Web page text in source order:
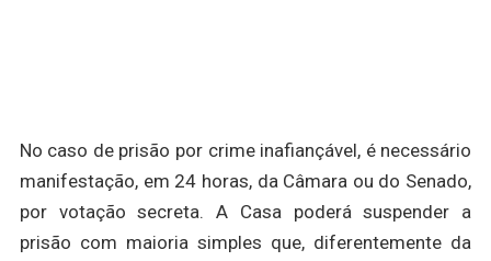
No caso de prisão por crime inafiançável, é necessário
manifestação, em 24 horas, da Câmara ou do Senado,
por votação secreta. A Casa poderá suspender a
prisão com maioria simples que, diferentemente da